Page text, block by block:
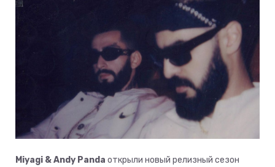
Miyagi & Andy Panda открыли новый релизный сезон